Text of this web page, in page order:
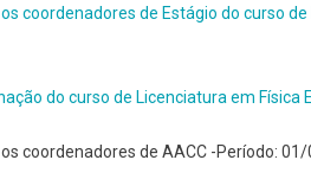
coordenadores de Estágio do curso
do curso de Licenciatura em
coordenadores de AACC -Período: